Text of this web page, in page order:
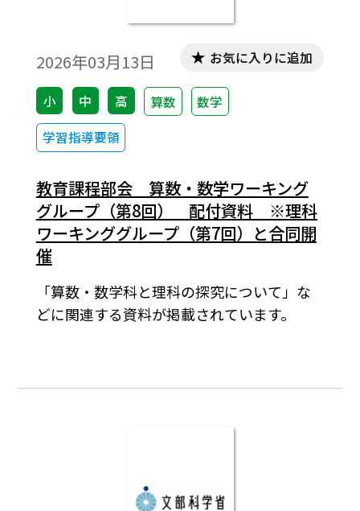
2026年03月13日
小 中 高 算数
数学
学習指導要領
お気に入りに追加
教育課程部会 算数・数学ワーキング
グループ（第8回） 配付資料 ※理科
ワーキンググループ（第7回）と合同開
催
「算数・数学科と理科の探究について」な
どに関連する資料が掲載されています。